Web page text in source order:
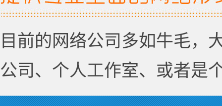
目前的网络公司多如牛毛，
公司、个人工作室、或者是